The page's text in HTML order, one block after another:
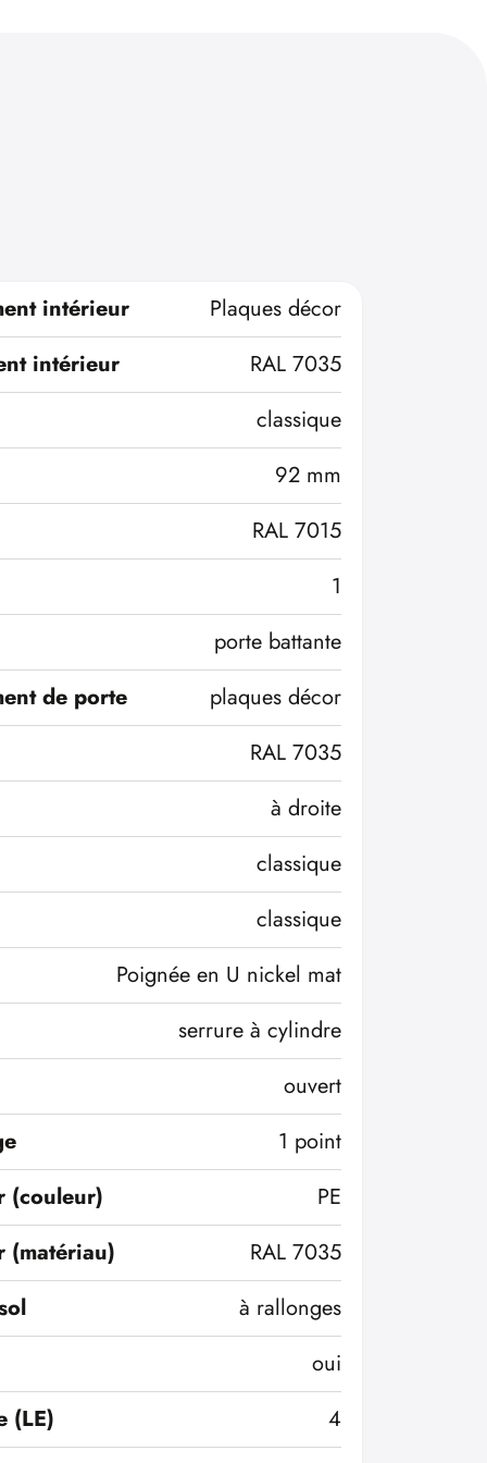
intérieur
Plaques décor
intérieur
RAL 7035
classique
92 mm
RAL 7015
1
porte battante
de porte
plaques décor
RAL 7035
à droite
classique
classique
Poignée en U nickel mat
serrure à cylindre
ouvert
1 point
(couleur)
PE
(matériau)
RAL 7035
à rallonges
oui
(LE)
4